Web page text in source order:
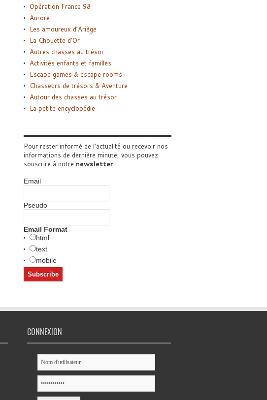
Opération France 98
Aurore
Les amoureux d’Ariège
La Chouette d’Or
Autres chasses au trésor
Activités enfants et familles
Escape games & escape rooms
Chasseurs de trésors & Aventure
Autour des chasses au trésor
La petite encyclopédie
Pour rester informé de l'actualité ou recevoir nos
informations de dernière minute, vous pouvez
souscrire à notre newsletter.
Email
Pseudo
Email Format
html
text
mobile
CONNEXION